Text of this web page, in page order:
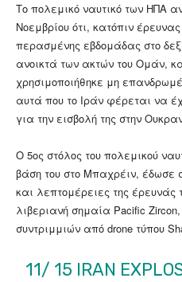
Το πολεμικό ναυτικό των ΗΠΑ
Νοεμβρίου ότι, κατόπιν
περασμένης εβδομάδας στο
ανοικτά των ακτών του Ομάν,
χρησιμοποιήθηκε μη
αυτά που το Ιράν φέρεται να
για την εισβολή της στην
Ο 5ος στόλος του πολεμικού
βάση του στο Μπαχρέιν, έδωσε
και λεπτομέρειες της έρευνάς
λιβεριανή σημαία Pacific
συντριμμιών από drone τύπου
11/ 15 IRAN